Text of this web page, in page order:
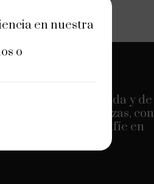
personalizada y de
y las finanzas, con
expertos. Confíe en
en nuestra
o